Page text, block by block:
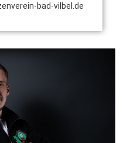
bad-vilbel.de